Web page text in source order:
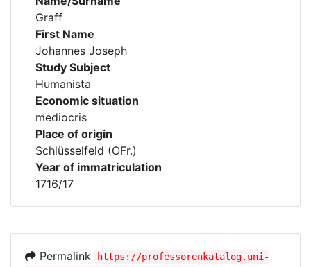
Graff
First Name
Johannes Joseph
Study Subject
Humanista
Economic situation
mediocris
Place of origin
Schlüsselfeld (OFr.)
Year of immatriculation
1716/17
Permalink
https://professorenkatalog.uni-